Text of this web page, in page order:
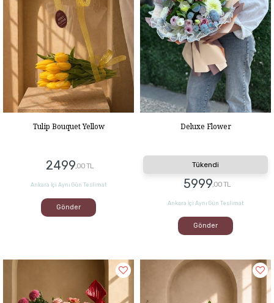
Tulip Bouquet Yellow
2499,00 TL
Ankara İçi Aynı Gün Teslimat
Gönder
Deluxe Flower
Tükendi
5999,00 TL
Ankara İçi Aynı Gün Teslimat
Gönder